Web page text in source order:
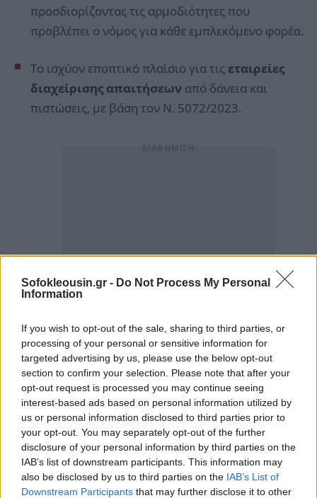
Sofokleousin.gr - Do Not Process My Personal
Information
If you wish to opt-out of the sale, sharing to third parties, or
processing of your personal or sensitive information for
targeted advertising by us, please use the below opt-out
section to confirm your selection. Please note that after your
opt-out request is processed you may continue seeing
interest-based ads based on personal information utilized by
us or personal information disclosed to third parties prior to
your opt-out. You may separately opt-out of the further
disclosure of your personal information by third parties on the
IAB’s list of downstream participants. This information may
also be disclosed by us to third parties on the IAB’s List of
Downstream Participants that may further disclose it to other
προσδιορίζοντας τις αρμοδιότητες που
προβλέπει ο νόμος για κάθε εμπλεκόμενο φορέα.
Το ισχύον εποπτικό πλαίσιο για τις εταιρείες
διαχείρισης απαιτήσεων από δάνεια και
πιστώσεις, με βάση τον Ν. 5072/2023.